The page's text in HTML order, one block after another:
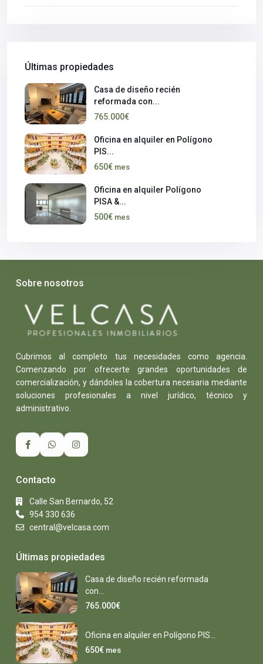
Últimas propiedades
Casa de diseño recién
reformada con...
765.000€
Oficina en alquiler en Polígono
PIS...
650€ mes
Oficina en alquiler Polígono
PISA &...
500€ mes
Sobre nosotros
Cubrimos al completo tus necesidades como agencia.
Comenzando por ofrecerte grandes oportunidades de
comercialización, y dándoles la cobertura necesaria mediante
soluciones profesionales a nivel jurídico, técnico y
administrativo.
Contacto
Calle San Bernardo, 52
954 330 636
central@velcasa.com
Últimas propiedades
Casa de diseño recién reformada
con...
765.000€
Oficina en alquiler en Polígono PIS...
650€ mes